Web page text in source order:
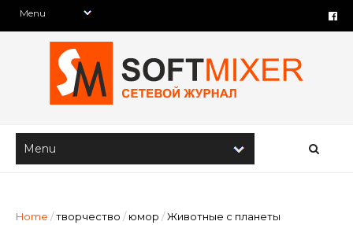
Home /творчество / юмор /Животные с планеты